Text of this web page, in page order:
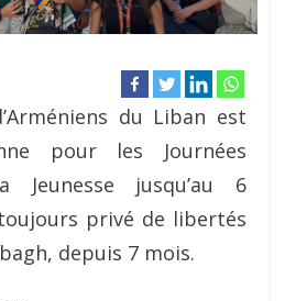
du Liban est
pour les Journées
Jeunesse jusqu’au 6
privé de libertés
depuis 7 mois.